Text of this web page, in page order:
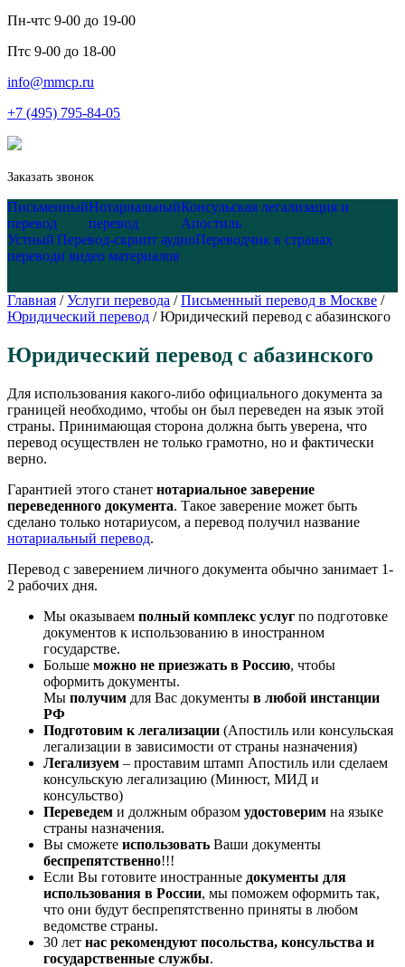
Пн-чтс 9-00 до 19-00
Птс 9-00 до 18-00
info@mmcp.ru
+7 (495) 795-84-05
Заказать звонок
Письменный
перевод
Нотариальный
перевод
Консульская легализация и
Апостиль
Устный
перевод
Перевод-скрипт аудио
и видео материалов
Переводчик в странах
Главная / Услуги перевода / Письменный перевод в Москве /
Юридический перевод / Юридический перевод с абазинского
Юридический перевод с абазинского
Для использования какого-либо официального документа за
границей необходимо, чтобы он был переведен на язык этой
страны. Принимающая сторона должна быть уверена, что
перевод осуществлен не только грамотно, но и фактически
верно.
Гарантией этого станет нотариальное заверение
переведенного документа. Такое заверение может быть
сделано только нотариусом, а перевод получил название
нотариальный перевод.
Перевод с заверением личного документа обычно занимает 1-
2 рабочих дня.
Мы оказываем полный комплекс услуг по подготовке
документов к использованию в иностранном
государстве.
Больше можно не приезжать в Россию, чтобы
оформить документы.
Мы получим для Вас документы в любой инстанции
РФ
Подготовим к легализации (Апостиль или консульская
легализации в зависимости от страны назначения)
Легализуем – проставим штамп Апостиль или сделаем
консульскую легализацию (Минюст, МИД и
консульство)
Переведем и должным образом удостоверим на языке
страны назначения.
Вы сможете использовать Ваши документы
беспрепятственно!!!
Если Вы готовите иностранные документы для
использования в России, мы поможем оформить так,
что они будут беспрепятственно приняты в любом
ведомстве страны.
30 лет нас рекомендуют посольства, консульства и
государственные службы.